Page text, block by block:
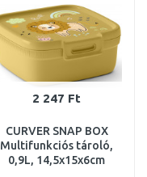
2 247 Ft
CURVER SNAP BOX
Multifunkciós tároló,
0,9L, 14,5x15x6cm